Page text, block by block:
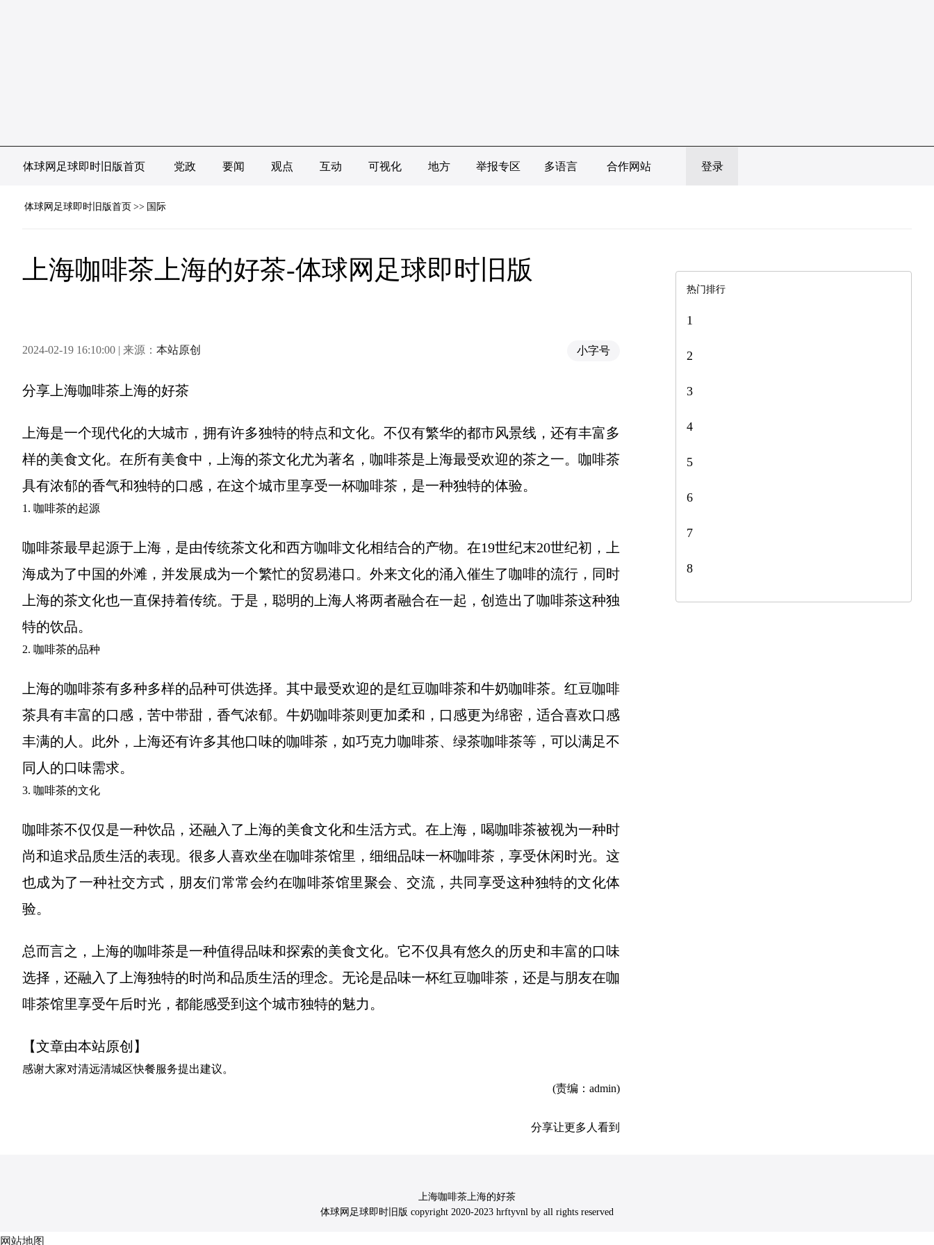
体球网足球即时旧版首页 党政 要闻 观点 互动 可视化 地方 举报专区 多语言 合作网站 登录
体球网足球即时旧版首页 >> 国际
上海咖啡茶上海的好茶-体球网足球即时旧版
2024-02-19 16:10:00 | 来源： 本站原创 小字号
分享 上海咖啡茶上海的好茶
上海是一个现代化的大城市，拥有许多独特的特点和文化。不仅有繁华的都市风景线，还有丰富多
样的美食文化。在所有美食中，上海的茶文化尤为著名，咖啡茶是上海最受欢迎的茶之一。咖啡茶
具有浓郁的香气和独特的口感，在这个城市里享受一杯咖啡茶，是一种独特的体验。
1. 咖啡茶的起源
咖啡茶最早起源于上海，是由传统茶文化和西方咖啡文化相结合的产物。在19世纪末20世纪初，上
海成为了中国的外滩，并发展成为一个繁忙的贸易港口。外来文化的涌入催生了咖啡的流行，同时
上海的茶文化也一直保持着传统。于是，聪明的上海人将两者融合在一起，创造出了咖啡茶这种独
特的饮品。
2. 咖啡茶的品种
上海的咖啡茶有多种多样的品种可供选择。其中最受欢迎的是红豆咖啡茶和牛奶咖啡茶。红豆咖啡
茶具有丰富的口感，苦中带甜，香气浓郁。牛奶咖啡茶则更加柔和，口感更为绵密，适合喜欢口感
丰满的人。此外，上海还有许多其他口味的咖啡茶，如巧克力咖啡茶、绿茶咖啡茶等，可以满足不
同人的口味需求。
3. 咖啡茶的文化
咖啡茶不仅仅是一种饮品，还融入了上海的美食文化和生活方式。在上海，喝咖啡茶被视为一种时
尚和追求品质生活的表现。很多人喜欢坐在咖啡茶馆里，细细品味一杯咖啡茶，享受休闲时光。这
也成为了一种社交方式，朋友们常常会约在咖啡茶馆里聚会、交流，共同享受这种独特的文化体
验。
总而言之，上海的咖啡茶是一种值得品味和探索的美食文化。它不仅具有悠久的历史和丰富的口味
选择，还融入了上海独特的时尚和品质生活的理念。无论是品味一杯红豆咖啡茶，还是与朋友在咖
啡茶馆里享受午后时光，都能感受到这个城市独特的魅力。
【文章由本站原创】
感谢大家对清远清城区快餐服务提出建议。
(责编：admin)
分享让更多人看到
热门排行
1
2
3
4
5
6
7
8
上海咖啡茶上海的好茶
体球网足球即时旧版 copyright 2020-2023 hrftyvnl by all rights reserved
网站地图